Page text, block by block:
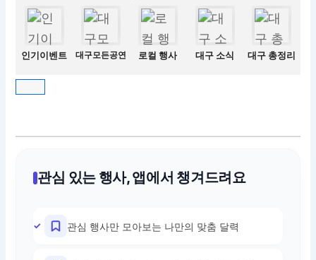
인기이벤트 대구모든공연 로컬 행사 대구 소식 대구 총정리
관심 있는 행사, 앱에서 챙겨드려요
관심 행사만 모아보는 나만의 맞춤 달력